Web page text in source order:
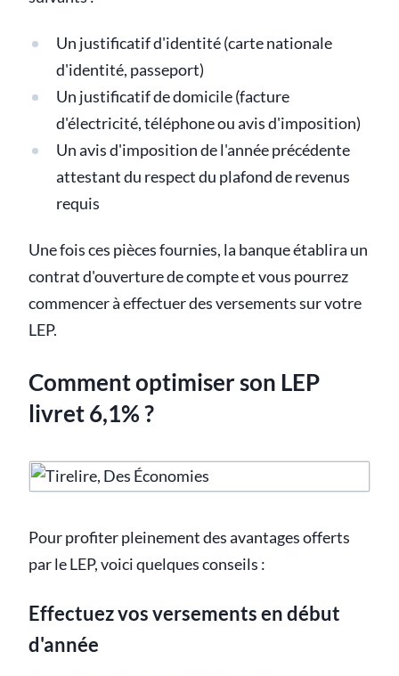
Un justificatif d'identité (carte nationale
d'identité, passeport)
Un justificatif de domicile (facture
d'électricité, téléphone ou avis d'imposition)
Un avis d'imposition de l'année précédente
attestant du respect du plafond de revenus
requis
Une fois ces pièces fournies, la banque établira un
contrat d'ouverture de compte et vous pourrez
commencer à effectuer des versements sur votre
LEP.
Comment optimiser son LEP
livret 6,1% ?
Pour profiter pleinement des avantages offerts
par le LEP, voici quelques conseils :
Effectuez vos versements en début
d'année